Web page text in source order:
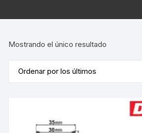
Mostrando el único resultado